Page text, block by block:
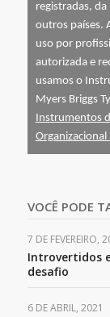
registradas, da
outros países.
uso por
autorizada e
usamos o
Myers Briggs
Instrumentos
Organizacional
VOCÊ PODE
7 DE FEVEREIRO,
Introvertidos
desafio
6 DE ABRIL, 2021